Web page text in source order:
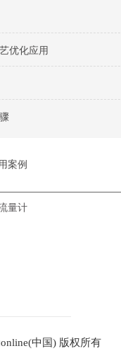
优化应用
案例
量计
中国) 版权所有